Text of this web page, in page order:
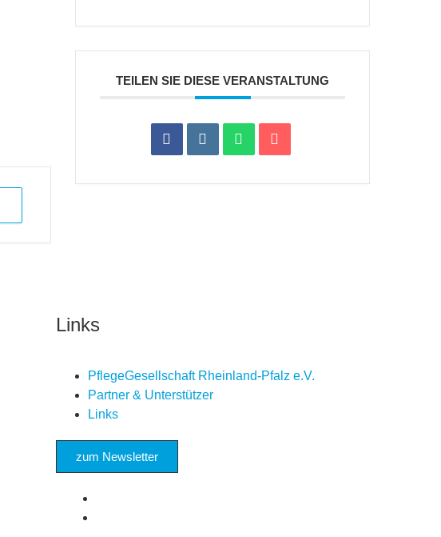
TEILEN SIE DIESE VERANSTALTUNG
Links
PflegeGesellschaft Rheinland-Pfalz e.V.
Partner & Unterstützer
Links
zum Newsletter